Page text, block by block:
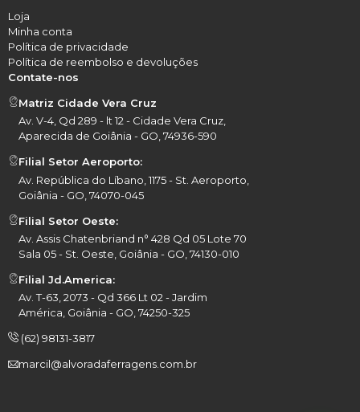
Loja
Minha conta
Política de privacidade
Política de reembolso e devoluções
Contate-nos
Matriz Cidade Vera Cruz
Av. V-4, Qd 289 - lt 12 - Cidade Vera Cruz,
Aparecida de Goiânia - GO, 74936-590
Filial Setor Aeroporto:
Av. República do Líbano, 1175 - St. Aeroporto,
Goiânia - GO, 74070-045
Filial Setor Oeste:
Av. Assis Chatenbriand n° 428 Qd 05 Lote 70
Sala 05 - St. Oeste, Goiânia - GO, 74130-010
Filial Jd.America:
Av. T-63, 2073 - Qd 366 Lt 02 - Jardim
América, Goiânia - GO, 74250-325
(62) 98131-3817
marcil@alvoradaferragens.com.br